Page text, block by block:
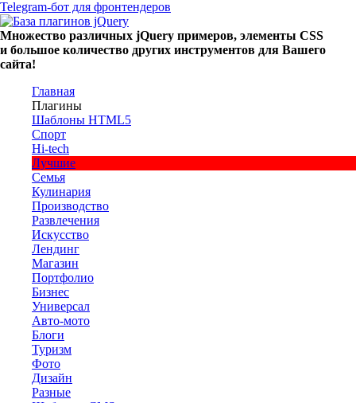
Telegram-бот для фронтендеров
Множество различных jQuery примеров, элементы CSS
и большое количество других инструментов для Вашего
сайта!
Главная
Плагины
Шаблоны HTML5
Спорт
Hi-tech
Лучшие
Семья
Кулинария
Производство
Развлечения
Искусство
Лендинг
Магазин
Портфолио
Бизнес
Универсал
Авто-мото
Блоги
Туризм
Фото
Дизайн
Разные